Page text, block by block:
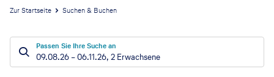
Zur Startseite Suchen & Buchen
Passen Sie Ihre Suche an
09.08.26 –06.11.26, 2 Erwachsene